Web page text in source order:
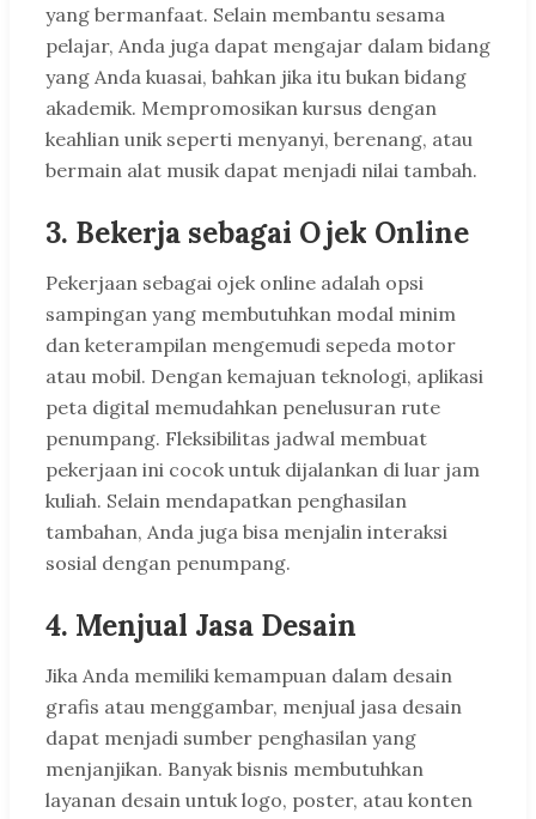
yang bermanfaat. Selain membantu sesama
pelajar, Anda juga dapat mengajar dalam bidang
yang Anda kuasai, bahkan jika itu bukan bidang
akademik. Mempromosikan kursus dengan
keahlian unik seperti menyanyi, berenang, atau
bermain alat musik dapat menjadi nilai tambah.
3. Bekerja sebagai Ojek Online
Pekerjaan sebagai ojek online adalah opsi
sampingan yang membutuhkan modal minim
dan keterampilan mengemudi sepeda motor
atau mobil. Dengan kemajuan teknologi, aplikasi
peta digital memudahkan penelusuran rute
penumpang. Fleksibilitas jadwal membuat
pekerjaan ini cocok untuk dijalankan di luar jam
kuliah. Selain mendapatkan penghasilan
tambahan, Anda juga bisa menjalin interaksi
sosial dengan penumpang.
4. Menjual Jasa Desain
Jika Anda memiliki kemampuan dalam desain
grafis atau menggambar, menjual jasa desain
dapat menjadi sumber penghasilan yang
menjanjikan. Banyak bisnis membutuhkan
layanan desain untuk logo, poster, atau konten